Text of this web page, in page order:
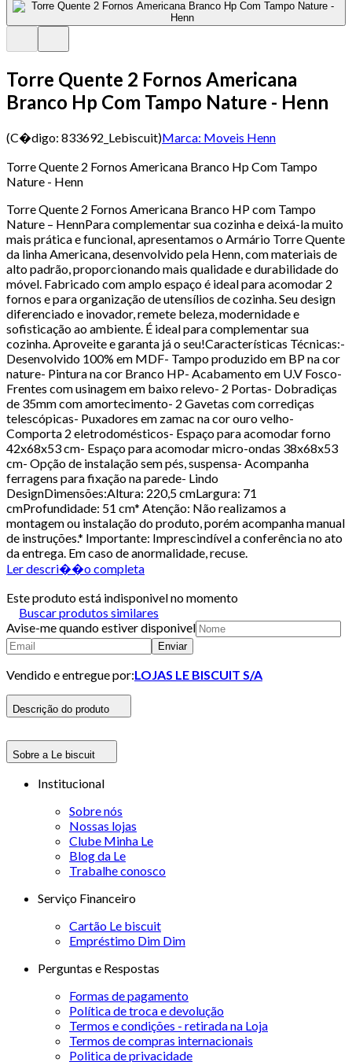
Torre Quente 2 Fornos Americana
Branco Hp Com Tampo Nature - Henn
(C�digo: 833692_Lebiscuit)Marca: Moveis Henn
Torre Quente 2 Fornos Americana Branco Hp Com Tampo
Nature - Henn
Torre Quente 2 Fornos Americana Branco HP com Tampo
Nature – HennPara complementar sua cozinha e deixá-la muito
mais prática e funcional, apresentamos o Armário Torre Quente
da linha Americana, desenvolvido pela Henn, com materiais de
alto padrão, proporcionando mais qualidade e durabilidade do
móvel. Fabricado com amplo espaço é ideal para acomodar 2
fornos e para organização de utensílios de cozinha. Seu design
diferenciado e inovador, remete beleza, modernidade e
sofisticação ao ambiente. É ideal para complementar sua
cozinha. Aproveite e garanta já o seu!Características Técnicas:-
Desenvolvido 100% em MDF- Tampo produzido em BP na cor
nature- Pintura na cor Branco HP- Acabamento em U.V Fosco-
Frentes com usinagem em baixo relevo- 2 Portas- Dobradiças
de 35mm com amortecimento- 2 Gavetas com corrediças
telescópicas- Puxadores em zamac na cor ouro velho-
Comporta 2 eletrodomésticos- Espaço para acomodar forno
42x68x53 cm- Espaço para acomodar micro-ondas 38x68x53
cm- Opção de instalação sem pés, suspensa- Acompanha
ferragens para fixação na parede- Lindo
DesignDimensões:Altura: 220,5 cmLargura: 71
cmProfundidade: 51 cm* Atenção: Não realizamos a
montagem ou instalação do produto, porém acompanha manual
de instruções.* Importante: Imprescindível a conferência no ato
da entrega. Em caso de anormalidade, recuse.
Ler descri��o completa
Este produto está indisponivel no momento
Buscar produtos similares
Avise-me quando estiver disponivel
Enviar
Vendido e entregue por:LOJAS LE BISCUIT S/A
Descrição do produto
Sobre a Le biscuit
Institucional
Sobre nós
Nossas lojas
Clube Minha Le
Blog da Le
Trabalhe conosco
Serviço Financeiro
Cartão Le biscuit
Empréstimo Dim Dim
Perguntas e Respostas
Formas de pagamento
Política de troca e devolução
Termos e condições - retirada na Loja
Termos de compras internacionais
Politica de privacidade